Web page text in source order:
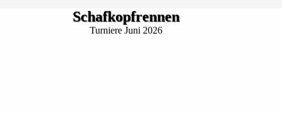
Schafkopfrennen
Turniere Juni 2026